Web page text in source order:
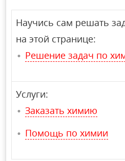
Научись сам решать
на этой странице:
Решение задач по
Услуги:
Заказать химию
Помощь по химии